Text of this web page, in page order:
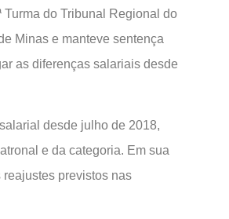
Turma do Tribunal Regional do
Minas e manteve sentença
as diferenças salariais desde
desde julho de 2018,
e da categoria. Em sua
previstos nas